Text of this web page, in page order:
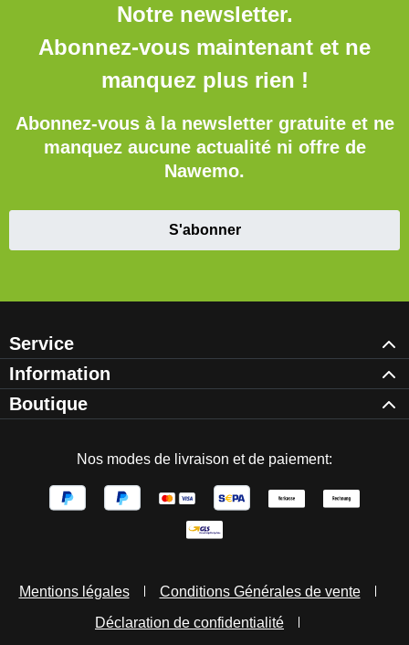
Notre newsletter.
Abonnez-vous maintenant et ne
manquez plus rien !
Abonnez-vous à la newsletter gratuite et ne
manquez aucune actualité ni offre de
Nawemo.
S'abonner
Service
Information
Boutique
Nos modes de livraison et de paiement:
Mentions légales
Conditions Générales de vente
Déclaration de confidentialité